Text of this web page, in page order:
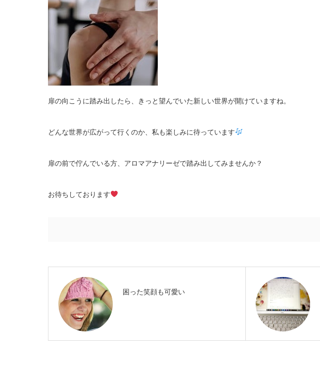
扉の向こうに踏み出したら、きっと望んでいた新しい世界が開けていますね。
どんな世界が広がって行くのか、私も楽しみに待っています
扉の前で佇んでいる方、アロマアナリーゼで踏み出してみませんか？
お待ちしております
困った笑顔も可愛い